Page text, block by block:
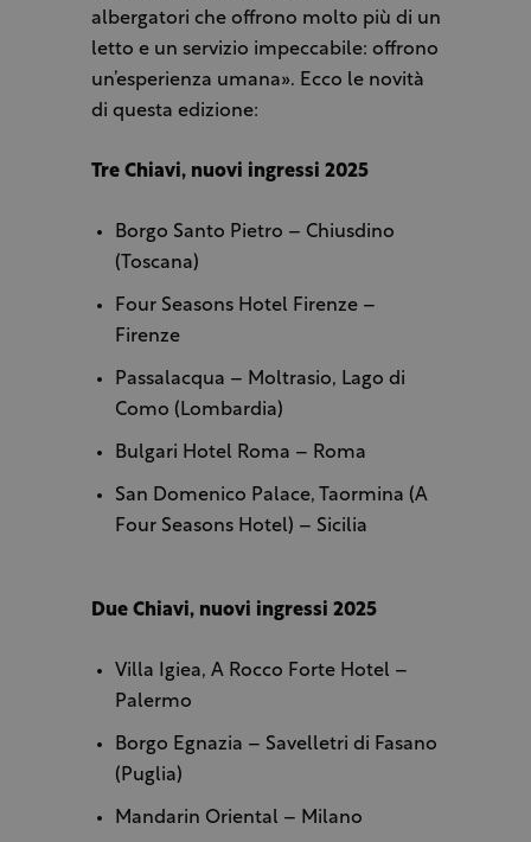
albergatori che offrono molto più di un
letto e un servizio impeccabile: offrono
un’esperienza umana». Ecco le novità
di questa edizione:
Tre Chiavi, nuovi ingressi 2025
Borgo Santo Pietro – Chiusdino
(Toscana)
Four Seasons Hotel Firenze –
Firenze
Passalacqua – Moltrasio, Lago di
Como (Lombardia)
Bulgari Hotel Roma – Roma
San Domenico Palace, Taormina (A
Four Seasons Hotel) – Sicilia
Due Chiavi, nuovi ingressi 2025
Villa Igiea, A Rocco Forte Hotel –
Palermo
Borgo Egnazia – Savelletri di Fasano
(Puglia)
Mandarin Oriental – Milano